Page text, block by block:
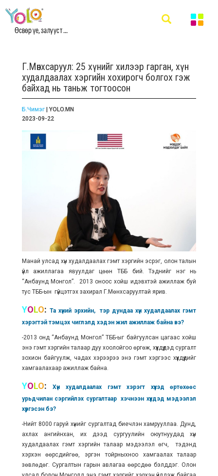
Өсвөр үе, залууст ...
Г.Мөнхсаруул: 25 хүнийг хилээр гарган, хүн
худалдаалах хэргийн хохирогч болгох гэж
байхад нь таньж тогтоосон
Б.Чимэг| YOLO.MN
2023-09-22
Манай улсад хүн худалдаалах гэмт хэргийн эсрэг, олон талын
үйл ажиллагаа явуулдаг цөөн ТББ бий. Тэднийг нэг нь
“Анбаунд Монгол”. 2013 оноос хойш идэвхтэй ажиллаж буй
тус ТББ-ын гүйцэтгэх захирал Г.Мөнхсаруултай ярив.
YOLO: Та хүний эрхийн, тэр дундаа хүн худалдаалах гэмт
хэрэгтэй тэмцэх чиглэлд хэдэн жил ажиллаж байна вэ?
-2013 онд “Анбаунд Монгол” ТББ-ыг байгуулсан цагаас хойш
энэ гэмт хэргийн талаар дуу хоолойгоо өргөж, хүүхдүүдэд сургалт
зохион байгуулж, чадах хэрээрээ энэ гэмт хэргээс хүүхдүүдийг
хамгаалахаар ажиллаж байна.
YOLO:Хүн худалдаалах гэмт хэрэгт хүүхэд өртөхөөс
урьдчилан сэргийлэх сургалтаар хэчнээн хүүхдэд мэдээлэл
хүргэсэн бэ?
-Нийт 8000 гаруй хүнийг сургалтад биечлэн хамрууллаа. Дунд,
ахлах ангийнхан, их дээд сургуулийн оюутнуудад хүн
худалдаалах гэмт хэргийн талаар мэдээлэл өгч, тэдэнд
хэрхэн өөрсдийгөө, эргэн тойрныхноо хамгаалах талаар
зөвлөдөг. Сургалтын гарын авлагаа өөрсдөө бэлддэг. Олон